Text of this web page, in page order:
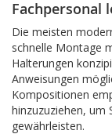
Fachpersonal
Die meisten
schnelle Montage
Halterungen
Anweisungen
Kompositionen
hinzuzuziehen, um
gewährleisten.